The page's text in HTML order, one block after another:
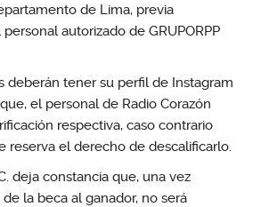
de Lima, previa
autorizado de GRUPORPP
deberán tener su perfil de Instagram
el personal de Radio Corazón
respectiva, caso contrario
reserva el derecho de descalificarlo.
deja constancia que, una vez
la beca al ganador, no será